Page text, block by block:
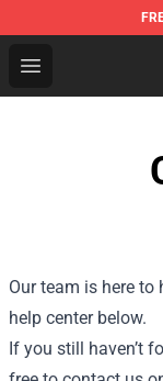
Open menu
Tool Store -
Our team is here to
help center below.
If you still haven’t